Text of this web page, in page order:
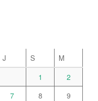
J S
M
1
2
7 8
9